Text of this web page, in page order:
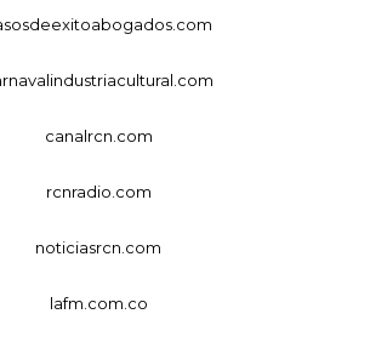
canalrcn.com
rcnradio.com
noticiasrcn.com
lafm.com.co